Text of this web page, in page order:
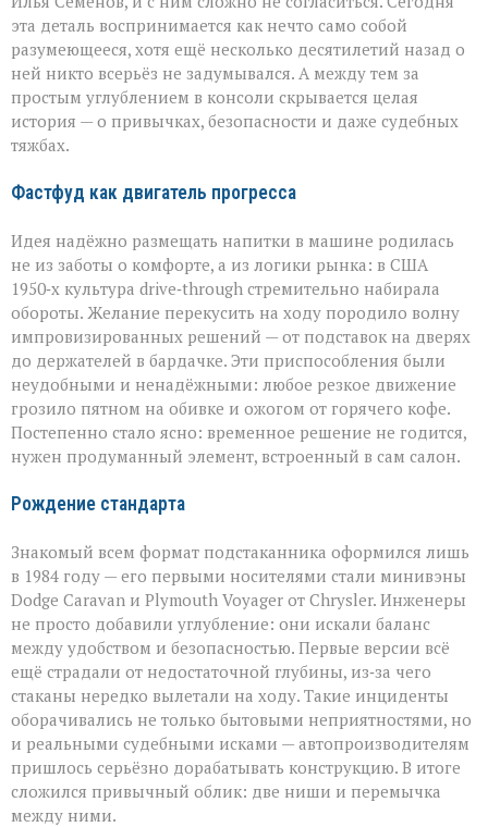
салона
эта деталь воспринимается как нечто само собой
разумеющееся, хотя ещё несколько десятилетий назад о
ней никто всерьёз не задумывался. А между тем за
простым углублением в консоли скрывается целая
история — о привычках, безопасности и даже судебных
тяжбах.
Фастфуд как двигатель прогресса
Идея надёжно размещать напитки в машине родилась
не из заботы о комфорте, а из логики рынка: в США
1950‑х культура drive‑through стремительно набирала
обороты. Желание перекусить на ходу породило волну
импровизированных решений — от подставок на дверях
до держателей в бардачке. Эти приспособления были
неудобными и ненадёжными: любое резкое движение
грозило пятном на обивке и ожогом от горячего кофе.
Постепенно стало ясно: временное решение не годится,
нужен продуманный элемент, встроенный в сам салон.
Рождение стандарта
Знакомый всем формат подстаканника оформился лишь
в 1984 году — его первыми носителями стали минивэны
Dodge Caravan и Plymouth Voyager от Chrysler. Инженеры
не просто добавили углубление: они искали баланс
между удобством и безопасностью. Первые версии всё
ещё страдали от недостаточной глубины, из‑за чего
стаканы нередко вылетали на ходу. Такие инциденты
оборачивались не только бытовыми неприятностями, но
и реальными судебными исками — автопроизводителям
пришлось серьёзно дорабатывать конструкцию. В итоге
сложился привычный облик: две ниши и перемычка
между ними.